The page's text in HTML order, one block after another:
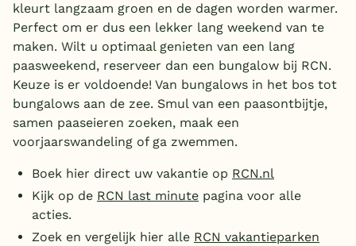
kleurt langzaam groen en de dagen worden warmer.
Perfect om er dus een lekker lang weekend van te
maken. Wilt u optimaal genieten van een lang
paasweekend, reserveer dan een bungalow bij RCN.
Keuze is er voldoende! Van bungalows in het bos tot
bungalows aan de zee. Smul van een paasontbijtje,
samen paaseieren zoeken, maak een
voorjaarswandeling of ga zwemmen.
Boek hier direct uw vakantie op RCN.nl
Kijk op de RCN last minute pagina voor alle
acties.
Zoek en vergelijk hier alle RCN vakantieparken